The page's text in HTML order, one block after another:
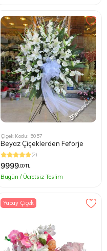
Çiçek Kodu: 5057
Beyaz Çiçeklerden Feforje
(2)
9999,00 TL
Bugün / Ücretsiz Teslim
Yapay Çiçek